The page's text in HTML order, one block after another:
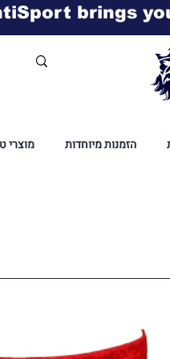
brings
הזמנות מיוחדות מוצרי